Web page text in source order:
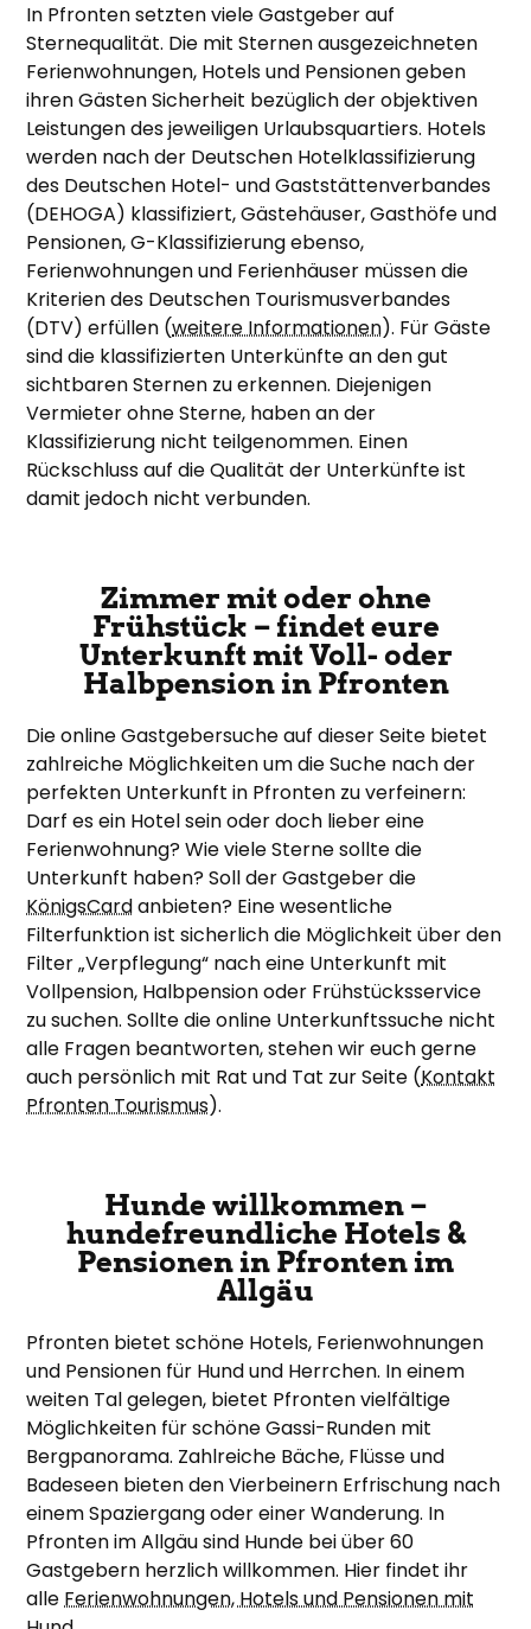
In Pfronten setzten viele Gastgeber auf
Sternequalität. Die mit Sternen ausgezeichneten
Ferienwohnungen, Hotels und Pensionen geben
ihren Gästen Sicherheit bezüglich der objektiven
Leistungen des jeweiligen Urlaubsquartiers. Hotels
werden nach der Deutschen Hotelklassifizierung
des Deutschen Hotel- und Gaststättenverbandes
(DEHOGA) klassifiziert, Gästehäuser, Gasthöfe und
Pensionen, G-Klassifizierung ebenso,
Ferienwohnungen und Ferienhäuser müssen die
Kriterien des Deutschen Tourismusverbandes
(DTV) erfüllen (weitere Informationen). Für Gäste
sind die klassifizierten Unterkünfte an den gut
sichtbaren Sternen zu erkennen. Diejenigen
Vermieter ohne Sterne, haben an der
Klassifizierung nicht teilgenommen. Einen
Rückschluss auf die Qualität der Unterkünfte ist
damit jedoch nicht verbunden.
Zimmer mit oder ohne
Frühstück – findet eure
Unterkunft mit Voll- oder
Halbpension in Pfronten
Die online Gastgebersuche auf dieser Seite bietet
zahlreiche Möglichkeiten um die Suche nach der
perfekten Unterkunft in Pfronten zu verfeinern:
Darf es ein Hotel sein oder doch lieber eine
Ferienwohnung? Wie viele Sterne sollte die
Unterkunft haben? Soll der Gastgeber die
KönigsCardanbieten? Eine wesentliche
Filterfunktion ist sicherlich die Möglichkeit über den
Filter „Verpflegung“ nach eine Unterkunft mit
Vollpension, Halbpension oder Frühstücksservice
zu suchen. Sollte die online Unterkunftssuche nicht
alle Fragen beantworten, stehen wir euch gerne
auch persönlich mit Rat und Tat zur Seite (Kontakt
Pfronten Tourismus).
Hunde willkommen –
hundefreundliche Hotels &
Pensionen in Pfronten im
Allgäu
Pfronten bietet schöne Hotels, Ferienwohnungen
und Pensionen für Hund und Herrchen. In einem
weiten Tal gelegen, bietet Pfronten vielfältige
Möglichkeiten für schöne Gassi-Runden mit
Bergpanorama. Zahlreiche Bäche, Flüsse und
Badeseen bieten den Vierbeinern Erfrischung nach
einem Spaziergang oder einer Wanderung. In
Pfronten im Allgäu sind Hunde bei über 60
Gastgebern herzlich willkommen. Hier findet ihr
alleFerienwohnungen, Hotels und Pensionen mit